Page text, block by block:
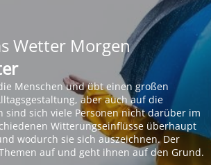
Wetter Morgen
Menschen und übt einen großen
aber auch auf die
sind sich viele Personen nicht darüber im
Witterungseinflüsse überhaupt
wodurch sie sich auszeichnen. Der
auf und geht ihnen auf den Grund.